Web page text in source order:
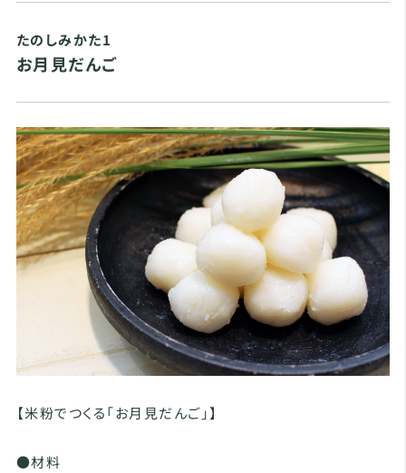
たのしみかた1
お月見だんご
【米粉でつくる「お月見だんご」】
●材料